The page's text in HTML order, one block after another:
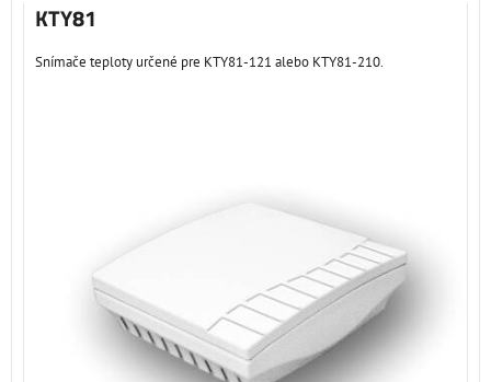
KTY81
Snímače teploty určené pre KTY81-121 alebo KTY81-210.